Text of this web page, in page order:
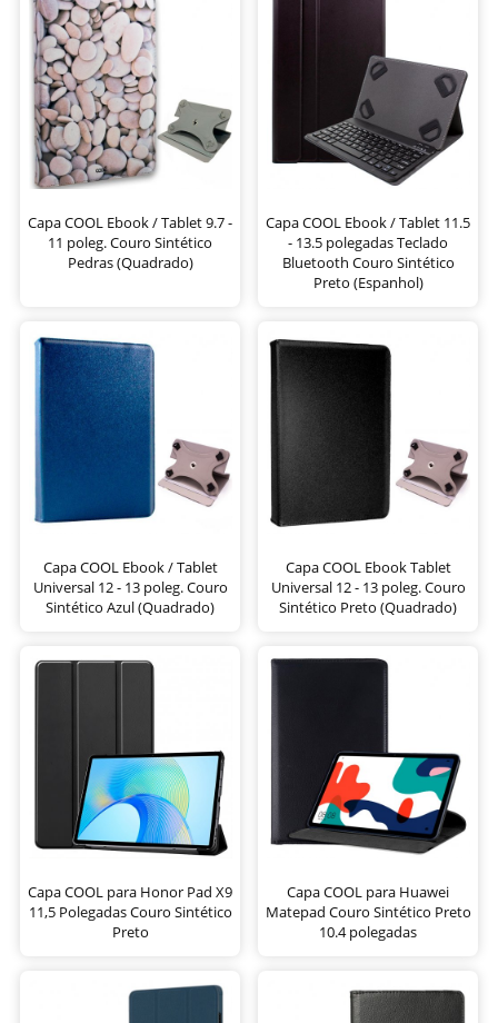
Capa COOL Ebook / Tablet 9.7 -
11 poleg. Couro Sintético
Pedras (Quadrado)
Capa COOL Ebook / Tablet 11.5
- 13.5 polegadas Teclado
Bluetooth Couro Sintético
Preto (Espanhol)
Capa COOL Ebook / Tablet
Universal 12 - 13 poleg. Couro
Sintético Azul (Quadrado)
Capa COOL Ebook Tablet
Universal 12 - 13 poleg. Couro
Sintético Preto (Quadrado)
Capa COOL para Honor Pad X9
11,5 Polegadas Couro Sintético
Preto
Capa COOL para Huawei
Matepad Couro Sintético Preto
10.4 polegadas